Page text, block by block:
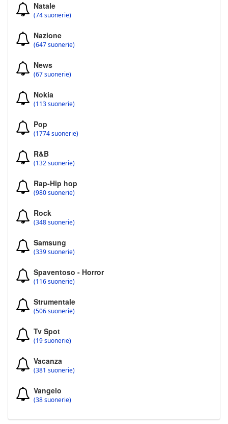
Natale
(74 suonerie)
Nazione
(647 suonerie)
News
(67 suonerie)
Nokia
(113 suonerie)
Pop
(1774 suonerie)
R&B
(132 suonerie)
Rap-Hip hop
(980 suonerie)
Rock
(348 suonerie)
Samsung
(339 suonerie)
Spaventoso - Horror
(116 suonerie)
Strumentale
(506 suonerie)
Tv Spot
(19 suonerie)
Vacanza
(381 suonerie)
Vangelo
(38 suonerie)